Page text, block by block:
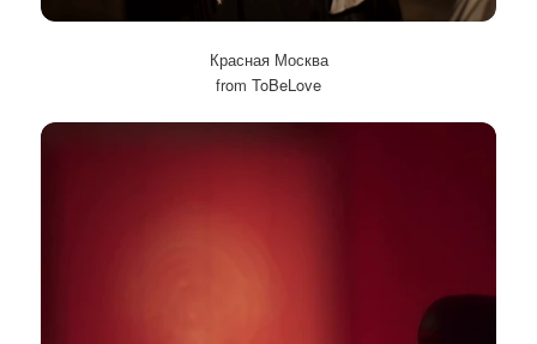
Красная Москва
from ToBeLove